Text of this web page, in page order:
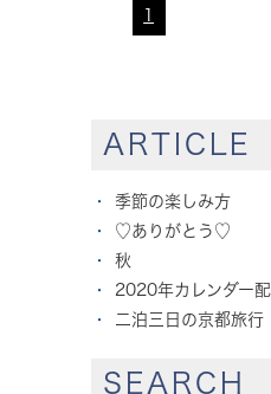
ARTICLE
季節の楽しみ方
♡ありがとう♡
秋
2020年カレンダー
二泊三日の京都旅行
SEARCH